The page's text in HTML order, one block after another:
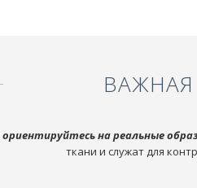
ориентируйтесь на реальные
ткани и служат для